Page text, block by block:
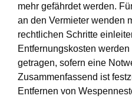
mehr gefährdet werden.
an den Vermieter wenden
rechtlichen Schritte
Entfernungskosten
getragen, sofern eine
Zusammenfassend ist
Entfernen von